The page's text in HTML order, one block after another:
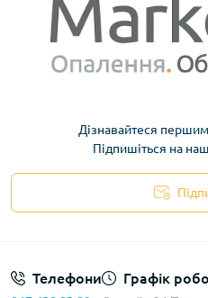
Дізнавайтеся
Підпишіться на
Телефони Графік